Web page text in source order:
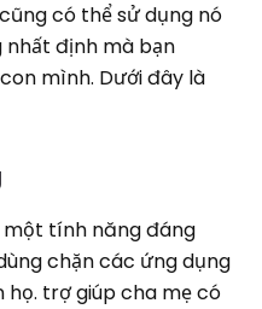
có thể sử dụng nó
nhất định mà bạn
mình. Dưới đây là
tính năng đáng
chặn các ứng dụng
trợ giúp cha mẹ có